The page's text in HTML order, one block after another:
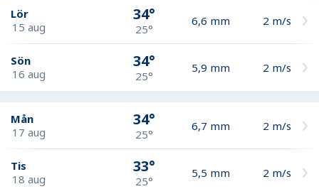
Lör
15 aug
34°
25°
6,6 mm 2 m/s
Sön
16 aug
34°
25°
5,9 mm 2 m/s
Mån
17 aug
34°
25°
6,7 mm 2 m/s
Tis
18 aug
33°
25°
5,5 mm 2 m/s